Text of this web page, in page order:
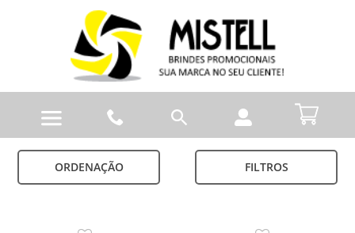
ORDENAÇÃO FILTROS